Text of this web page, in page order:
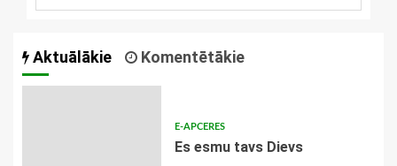
Aktuālākie Komentētākie
E-APCERES
Es esmu tavs Dievs